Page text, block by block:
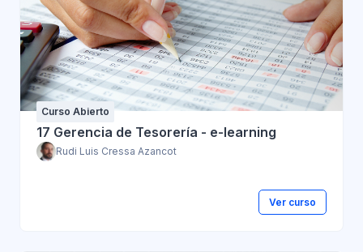
Curso Abierto
17 Gerencia de Tesorería - e-learning
Rudi Luis Cressa Azancot
Ver curso